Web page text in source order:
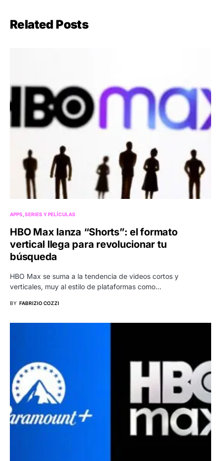
Related Posts
APPS SERIES Y PELÍCULAS
HBO Max lanza “Shorts”: el formato
vertical llega para revolucionar tu
búsqueda
HBO Max se suma a la tendencia de videos cortos y
verticales, muy al estilo de plataformas como…
BY FABRIZIO COZZI